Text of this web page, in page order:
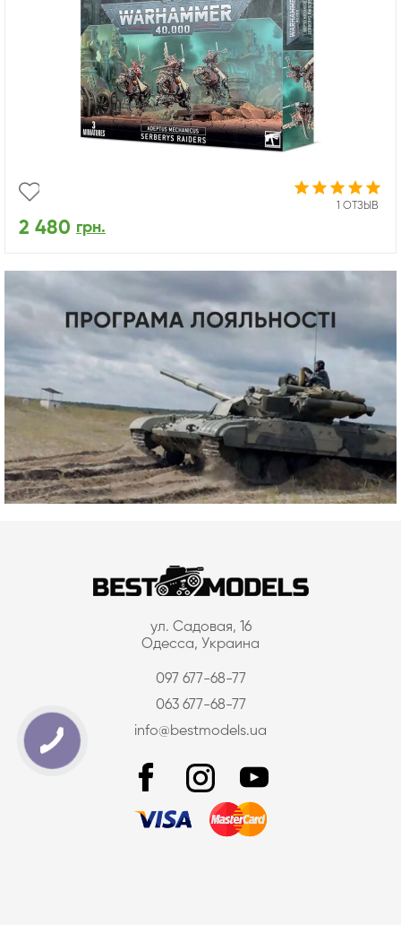
1 ОТЗЫВ
2 480 грн.
ул. Садовая, 16
Одесса, Украина
097 677-68-77
063 677-68-77
info@bestmodels.ua